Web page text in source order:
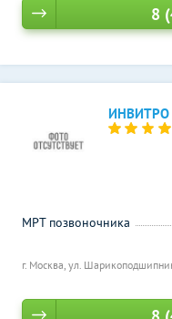
8
ИНВИТРО
г. Москва, ул.
МРТ позвоночника